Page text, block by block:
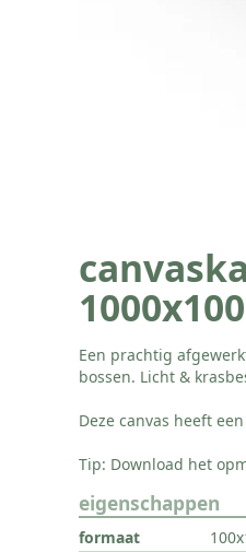
Een prachtig
bossen. Licht &
Deze canvas heeft
Tip: Download het
eigenschappen